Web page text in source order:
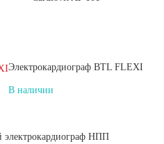
Электрокардиограф BTL FLEXI
В наличии
НПП